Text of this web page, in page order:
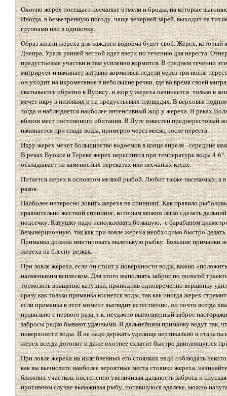
Охотно жерех посещает песчаные отмели и броды, на которые
Иногда, в безветренную погоду, чаще вечерней зарей, выходит на
группами или в одиночку.
Образ жизни жереха для каждого водоема будет свой. Жерех, который
Днепра, Урала ранней весной идет вверх по течению для нереста.
предустьевые участки и там усиленно кормится. В среднем течении
мигрирует и начинает активно кормиться недели через три после
он уходит на икрометание в небольшие речки, где во время своей
скатывается обратно в Вуоксу, и жор у жереха начинается только в
мечет икру в низовьях и на предустьевых площадях. В верховья
тогда и наблюдается наиболее интенсивный жор у жереха. В реках
вблизи мест постоянного обитания. В Луге известен преднерестовый
начинается при спаде воды, примерно через месяц после нереста.
Икру жерех мечет большинстве водоемов в конце апреля - середине
В реках Вуоксе и Тереке жерех нерестится при температуре воды 4-
откладывает на каменистых перекатах или песчаных косах.
Питается жерех в основном мелкой рыбой. Любит также насекомых, а
раков.
Наиболее интересно ловить жереха на спиннинг. Как правило
сравнительно жесткий спиннинг, которым можно легко сделать
подсечку. Катушку надо использовать большую, с барабаном
безынерционную, так как при ловле жереха необходимо быстро
Приманка должна имитировать маленькую рыбку. Большие приманки
жереха на блесну резкая.
При ловле жереха, если он стоит у поверхности воды, важно
наименьшим всплеском. Для этого выполнять заброс по пологой
тормозить вращение катушки, приподняв одновременно вершинку
сразу как только приманка коснется воды, так как иногда жерех
если приманка в этот момент выглядит естественно, он почти всегда
правильно с первого раза, т.к. неудачно выполненный заброс
забросы редко бывают удачными. В дальнейшем приманку ведут так,
поверхности воды. И не надо держать удилище вертикально и
жерех всегда догонит и даже охотнее схватит быстро двигающуюся
При ловле жереха на излюбленных его стоянках надо соблюдать
как вы вычислите наиболее вероятные места стоянки жереха,
ближних участков, постепенно увеличивая дальность заброса и
противном случае вываживая рыбу, попавшуюся вдалеке, можно